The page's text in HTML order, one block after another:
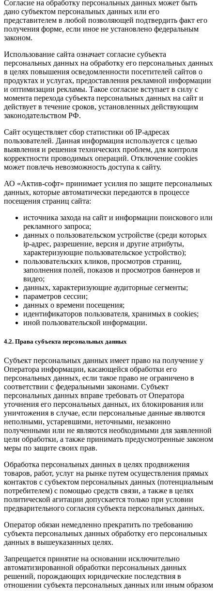
Согласие на обработку персональных данных может быть
дано субъектом персональных данных или его
представителем в любой позволяющей подтвердить факт его
получения форме, если иное не установлено федеральным
законом.
Использование сайта означает согласие субъекта
персональных данных на обработку его персональных данных
в целях повышения осведомленности посетителей сайтов о
продуктах и услугах, предоставления рекламной информации
и оптимизации рекламы. Такое согласие вступает в силу с
момента перехода субъекта персональных данных на сайт и
действует в течение сроков, установленных действующим
законодательством РФ.
Сайт осуществляет сбор статистики об IP-адресах
пользователей. Данная информация используется с целью
выявления и решения технических проблем, для контроля
корректности проводимых операций. Отключение cookies
может повлечь невозможность доступа к сайту.
АО «Актив-софт» принимает усилия по защите персональных
данных, которые автоматически передаются в процессе
посещения страниц сайта:
источника захода на сайт и информации поискового или
рекламного запроса;
данных о пользовательском устройстве (среди которых
ip-адрес, разрешение, версия и другие атрибуты,
характеризующие пользовательское устройство);
пользовательских кликов, просмотров страниц,
заполнения полей, показов и просмотров баннеров и
видео;
данных, характеризующие аудиторные сегменты;
параметров сессии;
данных о времени посещения;
идентификаторов пользователя, хранимых в cookies;
иной пользовательской информации.
4.2. Права субъекта персональных данных
Субъект персональных данных имеет право на получение у
Оператора информации, касающейся обработки его
персональных данных, если такое право не ограничено в
соответствии с федеральными законами. Субъект
персональных данных вправе требовать от Оператора
уточнения его персональных данных, их блокирования или
уничтожения в случае, если персональные данные являются
неполными, устаревшими, неточными, незаконно
полученными или не являются необходимыми для заявленной
цели обработки, а также принимать предусмотренные законом
меры по защите своих прав.
Обработка персональных данных в целях продвижения
товаров, работ, услуг на рынке путем осуществления прямых
контактов с субъектом персональных данных (потенциальным
потребителем) с помощью средств связи, а также в целях
политической агитации допускается только при условии
предварительного согласия субъекта персональных данных.
Оператор обязан немедленно прекратить по требованию
субъекта персональных данных обработку его персональных
данных в вышеуказанных целях.
Запрещается принятие на основании исключительно
автоматизированной обработки персональных данных
решений, порождающих юридические последствия в
отношении субъекта персональных данных или иным образом